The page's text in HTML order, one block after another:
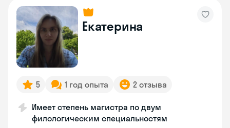
Екатерина
5 1 год опыта 2 отзыва
Имеет степень магистра по двум
филологическим специальностям